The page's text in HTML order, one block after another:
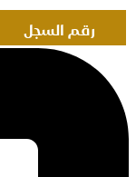
إيـداع سحب